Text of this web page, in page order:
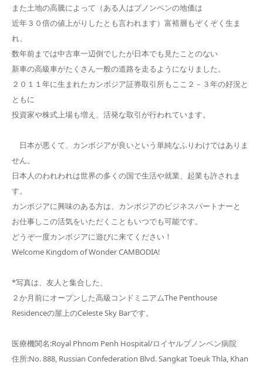
また土地の高騰によって（ある人はプノンペンの地価は
近年３０倍の値上がりしたとも言われます）富裕層もぞくぞく生ま
れ、
数年前までは中古車一辺倒でしたが日本でも見たことのない
新車の高級車がたくさん一般の道路を走るようになりました。
２０１１年に生まれたカンボジア証券取引所もここ２－３年の好況と
ともに
投資家や株式上場も増え、活発な取引が行われています。
日本が悪くて、カンボジアが良いという単純なふりわけではありま
せん。
日本人のわれわれは世界の多くの国で生活や就業、起業も許されま
す。
カンボジアに興味のある方は、カンボジアのビジネスパートナーと
お仕事しこの活気をいただくこともいつでも可能です。
どうぞ一度カンボジアに遊びに来てください！
Welcome Kingdom of Wonder CAMBODIA!
*写真は、友人と集合した、
２か月前にオープンした高級コンドミニアムThe Penthouse
Residenceの屋上のCeleste Sky Barです。
医療機関名:Royal Phnom Penh Hospital/ロイヤルプノンペン病院
住所:No. 888, Russian Confederation Blvd. Sangkat Toeuk Thla, Khan